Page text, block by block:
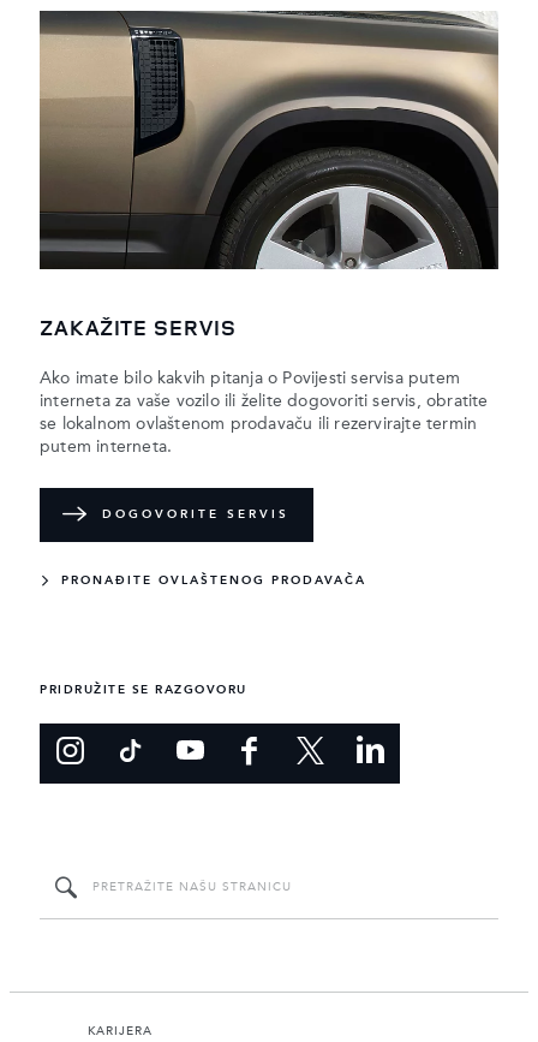
ZAKAŽITE SERVIS
Ako imate bilo kakvih pitanja o Povijesti servisa putem
interneta za vaše vozilo ili želite dogovoriti servis, obratite
se lokalnom ovlaštenom prodavaču ili rezervirajte termin
putem interneta.
DOGOVORITE SERVIS
PRONAĐITE OVLAŠTENOG PRODAVAČA
PRIDRUŽITE SE RAZGOVORU
KARIJERA